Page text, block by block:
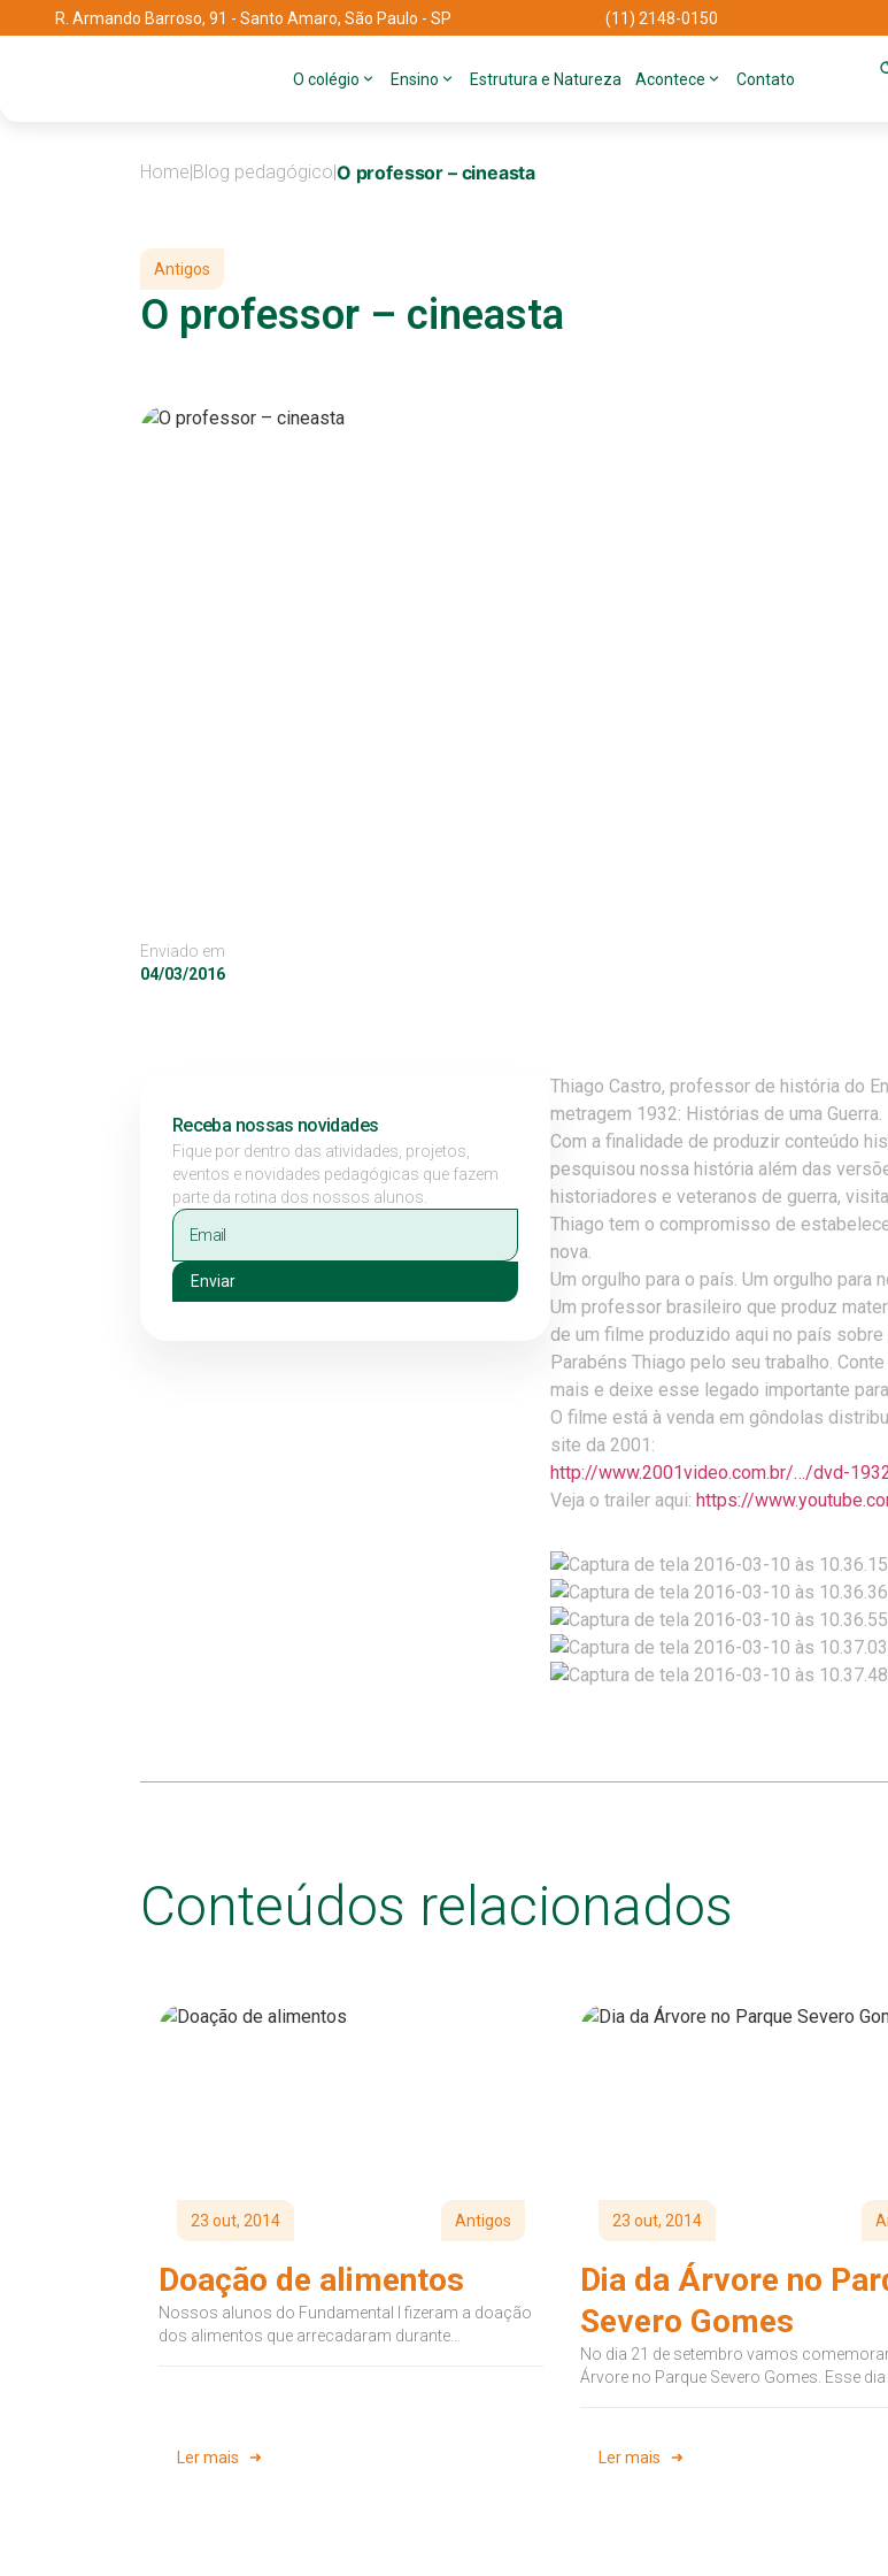
R. Armando Barroso, 91 - Santo Amaro, São Paulo - SP (11) 2148-0150
O colégio Ensino Estrutura e Natureza Acontece Contato
Home|Blog pedagógico|O professor – cineasta
Antigos
O professor – cineasta
Enviado em
04/03/2016
Receba nossas novidades
Fique por dentro das atividades, projetos,
eventos e novidades pedagógicas que fazem
parte da rotina dos nossos alunos.
Enviar
Thiago Castro, professor de história do
metragem 1932: Histórias de uma Guerra.
Com a finalidade de produzir conteúdo
pesquisou nossa história além das
historiadores e veteranos de guerra,
Thiago tem o compromisso de
nova.
Um orgulho para o país. Um orgulho para
Um professor brasileiro que produz
de um filme produzido aqui no país
Parabéns Thiago pelo seu trabalho.
mais e deixe esse legado importante
O filme está à venda em gôndolas
site da 2001:
http://www.2001video.com.br/…/dvd-
Veja o trailer aqui: https://
Conteúdos relacionados
23 out, 2014 Antigos
Doação de alimentos
Nossos alunos do Fundamental I fizeram a doação
dos alimentos que arrecadaram durante
Ler mais
23 out, 2014
Dia da Árvore no
Severo Gomes
No dia 21 de setembro vamos
Árvore no Parque Severo Gomes. Esse
Ler mais